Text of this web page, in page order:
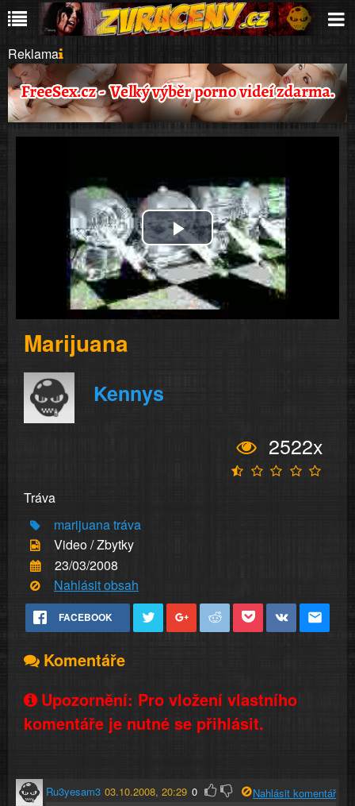
Reklama
Play
Video
Marijuana
Kennys
2522x
Tráva
marijuanatráva
Video / Zbytky
23/03/2008
Nahlásit obsah
FACEBOOK
Komentáře
Upozornění: Pro vložení vlastního
komentáře je nutné se přihlásit.
Ru3yesam3 03.10.2008, 20:29 0 Nahlásit komentář